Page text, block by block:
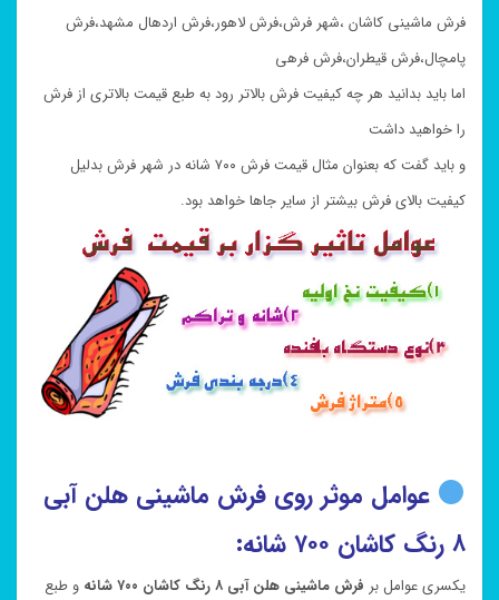
فرش ماشینی کاشان ،شهر فرش،فرش لاهور،فرش اردهال مشهد،فرش
پامچال،فرش قیطران،فرش فرهی
اما باید بدانید هر چه کیفیت فرش بالاتر رود به طبع قیمت بالاتری از فرش
را خواهید داشت
و باید گفت که بعنوان مثال قیمت فرش ۷۰۰ شانه در شهر فرش بدلیل
کیفیت بالای فرش بیشتر از سایر جاها خواهد بود.
عوامل موثر روی فرش ماشینی هلن آبی
۸ رنگ کاشان ۷۰۰ شانه:
یکسری عوامل بر فرش ماشینی هلن آبی ۸ رنگ کاشان ۷۰۰ شانه
و طبع